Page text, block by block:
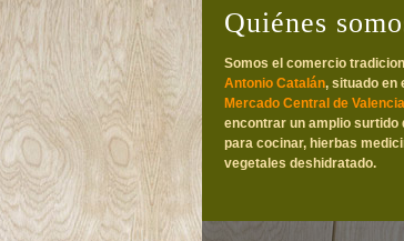
Quiénes
Somos el comercio
Antonio Catalán, situado en
Mercado Central de Valencia
encontrar un amplio surtido
para cocinar, hierbas
vegetales deshidratado.